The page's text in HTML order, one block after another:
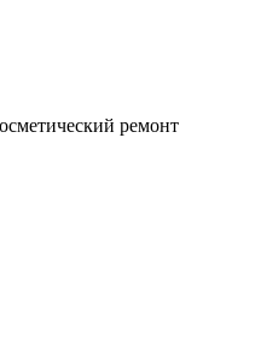
ремонт